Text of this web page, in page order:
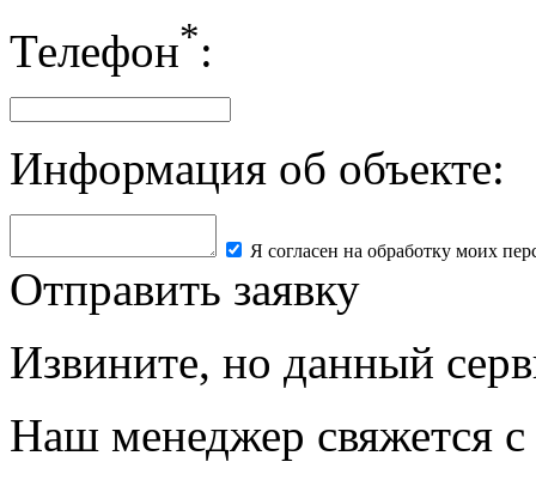
Телефон*:
Информация об объекте:
Я согласен на обработку моих
Отправить заявку
Извините, но данный
Наш менеджер свяжется